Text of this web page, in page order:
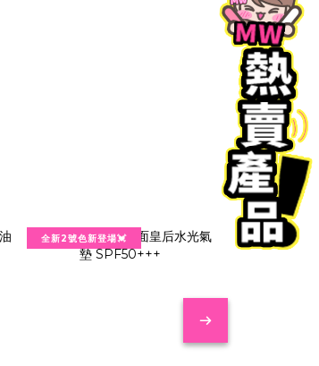
全新2號色新登場💓 韓國熱賣🔥